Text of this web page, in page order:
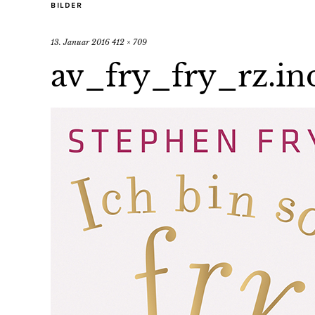
BILDER
13. Januar 2016 412 × 709